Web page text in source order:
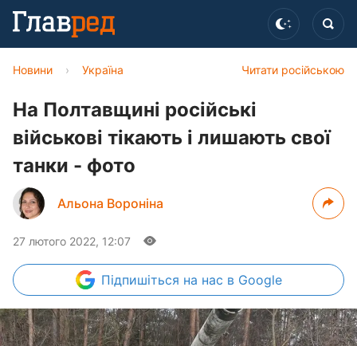
Читати російською
Новини › Україна
На Полтавщині російські
військові тікають і лишають свої
танки - фото
Альона Вороніна
27 лютого 2022, 12:07
Підпишіться на нас в Google